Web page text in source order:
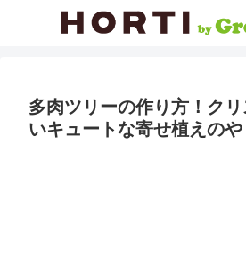
多肉ツリーの作り方！ク
いキュートな寄せ植えの